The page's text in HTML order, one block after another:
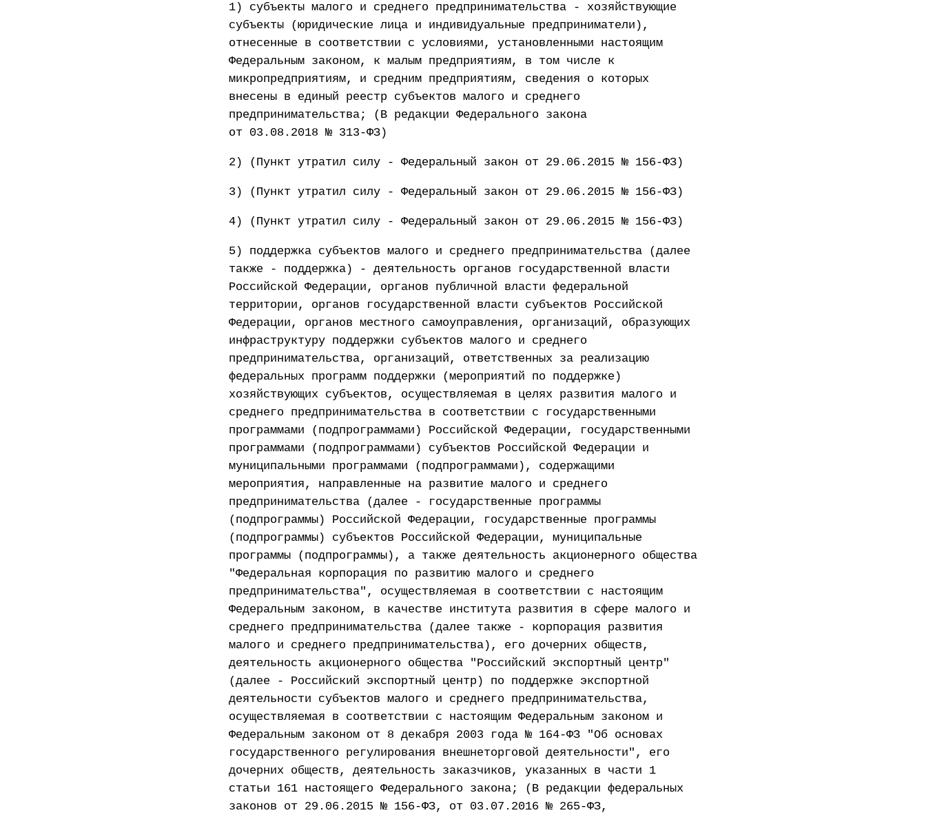
1) субъекты малого и среднего предпринимательства - хозяйствующие
субъекты (юридические лица и индивидуальные предприниматели),
отнесенные в соответствии с условиями, установленными настоящим
Федеральным законом, к малым предприятиям, в том числе к
микропредприятиям, и средним предприятиям, сведения о которых
внесены в единый реестр субъектов малого и среднего
предпринимательства; (В редакции Федерального закона
от 03.08.2018 № 313-ФЗ)
2) (Пункт утратил силу - Федеральный закон от 29.06.2015 № 156-ФЗ)
3) (Пункт утратил силу - Федеральный закон от 29.06.2015 № 156-ФЗ)
4) (Пункт утратил силу - Федеральный закон от 29.06.2015 № 156-ФЗ)
5) поддержка субъектов малого и среднего предпринимательства (далее
также - поддержка) - деятельность органов государственной власти
Российской Федерации, органов публичной власти федеральной
территории, органов государственной власти субъектов Российской
Федерации, органов местного самоуправления, организаций, образующих
инфраструктуру поддержки субъектов малого и среднего
предпринимательства, организаций, ответственных за реализацию
федеральных программ поддержки (мероприятий по поддержке)
хозяйствующих субъектов, осуществляемая в целях развития малого и
среднего предпринимательства в соответствии с государственными
программами (подпрограммами) Российской Федерации, государственными
программами (подпрограммами) субъектов Российской Федерации и
муниципальными программами (подпрограммами), содержащими
мероприятия, направленные на развитие малого и среднего
предпринимательства (далее - государственные программы
(подпрограммы) Российской Федерации, государственные программы
(подпрограммы) субъектов Российской Федерации, муниципальные
программы (подпрограммы), а также деятельность акционерного общества
"Федеральная корпорация по развитию малого и среднего
предпринимательства", осуществляемая в соответствии с настоящим
Федеральным законом, в качестве института развития в сфере малого и
среднего предпринимательства (далее также - корпорация развития
малого и среднего предпринимательства), его дочерних обществ,
деятельность акционерного общества "Российский экспортный центр"
(далее - Российский экспортный центр) по поддержке экспортной
деятельности субъектов малого и среднего предпринимательства,
осуществляемая в соответствии с настоящим Федеральным законом и
Федеральным законом от 8 декабря 2003 года № 164-ФЗ "Об основах
государственного регулирования внешнеторговой деятельности", его
дочерних обществ, деятельность заказчиков, указанных в части 1
статьи 161 настоящего Федерального закона; (В редакции федеральных
законов от 29.06.2015 № 156-ФЗ, от 03.07.2016 № 265-ФЗ,